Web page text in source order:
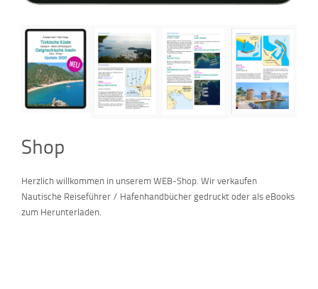
Shop
Herzlich willkommen in unserem WEB-Shop. Wir verkaufen
Nautische Reiseführer / Hafenhandbücher gedruckt oder als eBooks
zum Herunterladen.